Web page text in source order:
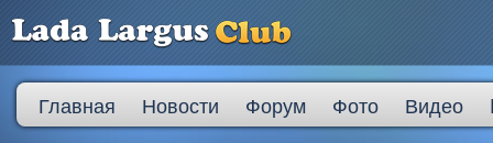
Главная Новости Форум Фото Видео